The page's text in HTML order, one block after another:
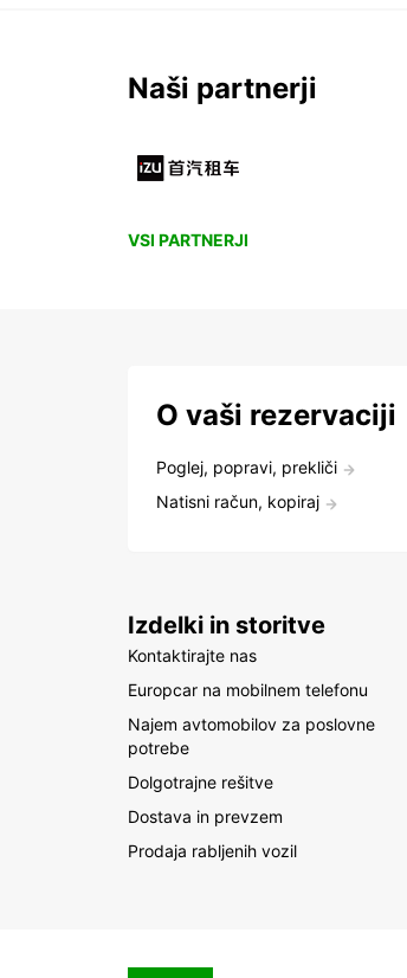
Naši partnerji
VSI PARTNERJI
O vaši rezervaciji
Poglej, popravi, prekliči
Natisni račun, kopiraj
Izdelki in storitve
Kontaktirajte nas
Europcar na mobilnem telefonu
Najem avtomobilov za poslovne
potrebe
Dolgotrajne rešitve
Dostava in prevzem
Prodaja rabljenih vozil